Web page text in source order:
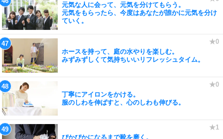
元気な人に会って、元気を分けてもらう。
元気をもらったら、今度はあなたが誰かに元気を分け
ていく。
ホースを持って、庭の水やりを楽しむ。
みずみずしくて気持ちいいリフレッシュタイム。
丁寧にアイロンをかける。
服のしわを伸ばすと、心のしわも伸びる。
ぴかぴかになるまで靴を磨く。